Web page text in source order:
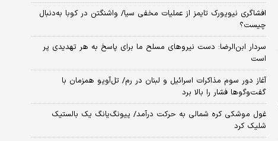
افشاگری نیویورک تایمز از عملیات مخفی سیا/ واشنگتن در کوبا به‌دنبال
چیست؟
سردار ابن‌الرضا: دست نیروهای مسلح ما برای پاسخ به هر تهدیدی پر
است
آغاز دور سوم مذاکرات اسرائیل و لبنان در رم/ تل‌آویو همزمان با
گفت‌وگوها فشار را بالا برد
غول موشکی کره شمالی به حرکت درآمد/ پیونگ‌یانگ یک بالستیک
شلیک کرد